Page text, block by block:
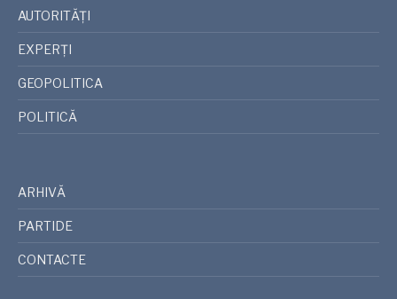
AUTORITĂȚI
EXPERȚI
GEOPOLITICA
POLITICĂ
ARHIVĂ
PARTIDE
CONTACTE